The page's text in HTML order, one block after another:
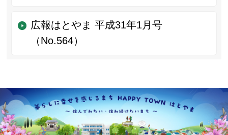
広報はとやま 平成31年1月号
（No.564）